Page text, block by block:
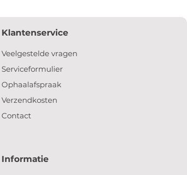
Klantenservice
Veelgestelde vragen
Serviceformulier
Ophaalafspraak
Verzendkosten
Contact
Informatie